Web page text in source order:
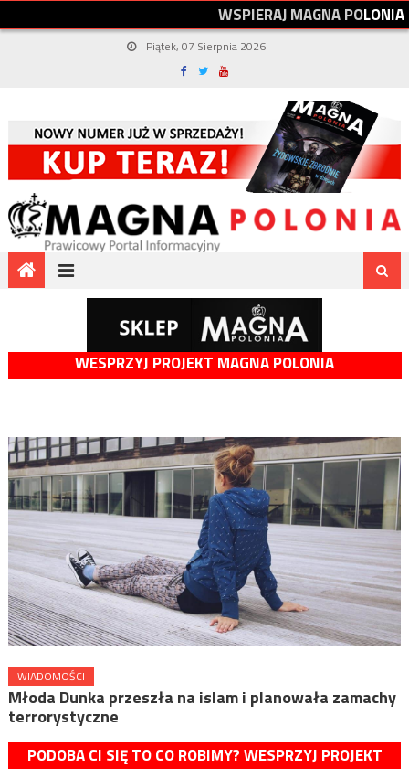
WSPIERAJMAGNAPOLONIA
Piątek, 07 Sierpnia 2026
WESPRZYJ PROJEKT MAGNA POLONIA
WIADOMOŚCI
Młoda Dunka przeszła na islam i planowała zamachy
terrorystyczne
PODOBA CI SIĘ TO CO ROBIMY? WESPRZYJ PROJEKT